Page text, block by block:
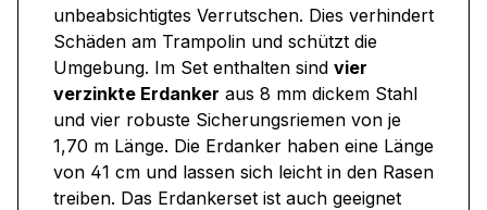
unbeabsichtigtes Verrutschen. Dies verhindert
Schäden am Trampolin und schützt die
Umgebung. Im Set enthalten sind vier
verzinkte Erdanker aus 8 mm dickem Stahl
und vier robuste Sicherungsriemen von je
1,70 m Länge. Die Erdanker haben eine Länge
von 41 cm und lassen sich leicht in den Rasen
treiben. Das Erdankerset ist auch geeignet